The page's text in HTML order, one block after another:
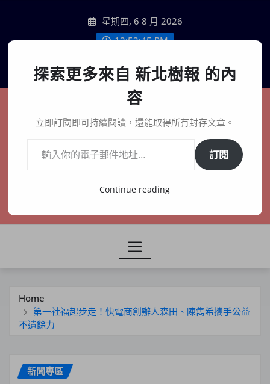
content
星期四, 6 8 月 2026
12:53:47 PM
聯絡我們
新北樹報
在地、記憶、連結、創生
Home
第一社福起步走！快電商創辦人森田、陳雋希攜手公益
不遺餘力
新聞專區
探索更多來自 新北樹報 的內
容
立即訂閱即可持續閱讀，還能取得所有封存文章。
訂閱
Continue reading